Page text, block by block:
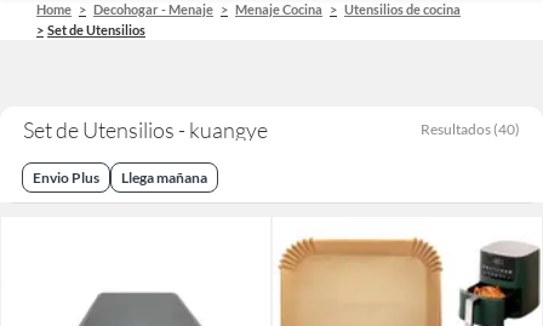
Home Decohogar - Menaje Menaje Cocina
Utensilios de cocina
Set de Utensilios
Set de Utensilios - kuangye Resultados (40)
Envio Plus Llega mañana